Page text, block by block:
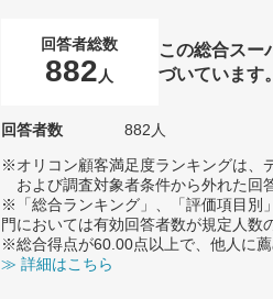
回答者総数
882 人
この総合スー
づいています。
回答者数 882人
※オリコン顧客満足度ランキングは、
および調査対象者条件から外れた回
※「総合ランキング」、「評価項目別
門においては有効回答者数が規定人数
※総合得点が60.00点以上で、他人に
≫ 詳細はこちら